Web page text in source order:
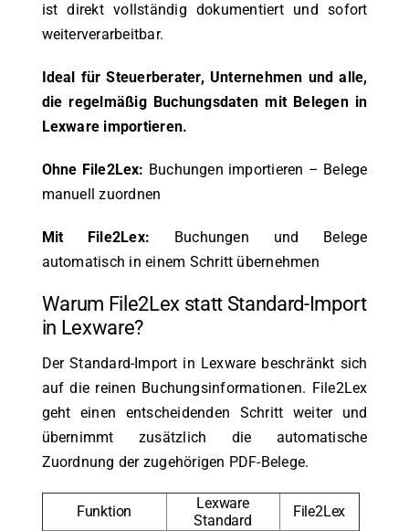
ist direkt vollständig dokumentiert und sofort
weiterverarbeitbar.
Ideal für Steuerberater, Unternehmen und alle,
die regelmäßig Buchungsdaten mit Belegen in
Lexware importieren.
Ohne File2Lex: Buchungen importieren – Belege
manuell zuordnen
Mit File2Lex: Buchungen und Belege
automatisch in einem Schritt übernehmen
Warum File2Lex statt Standard-Import
in Lexware?
Der Standard-Import in Lexware beschränkt sich
auf die reinen Buchungsinformationen. File2Lex
geht einen entscheidenden Schritt weiter und
übernimmt zusätzlich die automatische
Zuordnung der zugehörigen PDF-Belege.
Funktion
Lexware
Standard
File2Lex